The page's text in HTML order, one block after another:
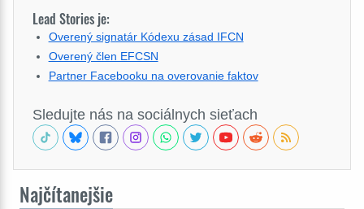
Lead Stories je:
Overený signatár Kódexu zásad IFCN
Overený člen EFCSN
Partner Facebooku na overovanie faktov
Sledujte nás na sociálnych sieťach
Najčítanejšie